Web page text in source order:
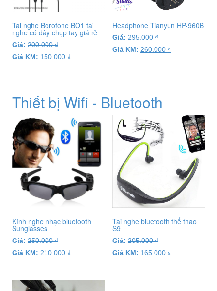
Tai nghe Borofone BO1 tai
nghe có dây chụp tay giá rẻ
Giá: 200.000₫
Giá KM: 150.000 ₫
Headphone Tianyun HP-960B
Giá: 295.000₫
Giá KM: 260.000 ₫
Thiết bị Wifi - Bluetooth
Kính nghe nhạc bluetooth
Sunglasses
Giá: 250.000₫
Giá KM: 210.000 ₫
Tai nghe bluetooth thể thao
S9
Giá: 205.000₫
Giá KM: 165.000 ₫